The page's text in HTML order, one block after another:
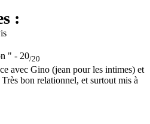
:
" - 20/20
avec Gino (jean pour les intimes) et
bon relationnel, et surtout mis à